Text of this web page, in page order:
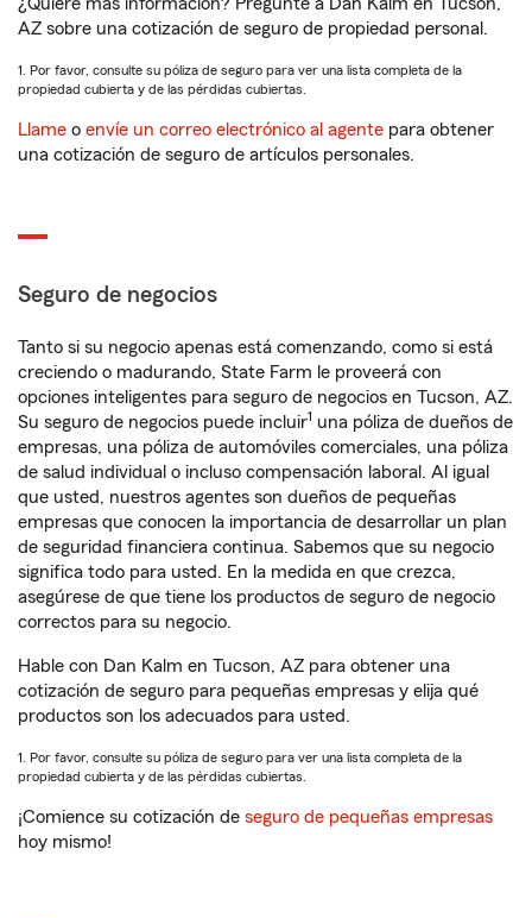
AZ sobre una cotización de seguro de propiedad personal.
1. Por favor, consulte su póliza de seguro para ver una lista completa de la
propiedad cubierta y de las pérdidas cubiertas.
Llame o envíe un correo electrónico al agente para obtener
una cotización de seguro de artículos personales.
Seguro de negocios
Tanto si su negocio apenas está comenzando, como si está
creciendo o madurando, State Farm le proveerá con
opciones inteligentes para seguro de negocios en Tucson, AZ.
Su seguro de negocios puede incluir1 una póliza de dueños de
empresas, una póliza de automóviles comerciales, una póliza
de salud individual o incluso compensación laboral. Al igual
que usted, nuestros agentes son dueños de pequeñas
empresas que conocen la importancia de desarrollar un plan
de seguridad financiera continua. Sabemos que su negocio
significa todo para usted. En la medida en que crezca,
asegúrese de que tiene los productos de seguro de negocio
correctos para su negocio.
Hable con Dan Kalm en Tucson, AZ para obtener una
cotización de seguro para pequeñas empresas y elija qué
productos son los adecuados para usted.
1. Por favor, consulte su póliza de seguro para ver una lista completa de la
propiedad cubierta y de las pérdidas cubiertas.
¡Comience su cotización de seguro de pequeñas empresas
hoy mismo!